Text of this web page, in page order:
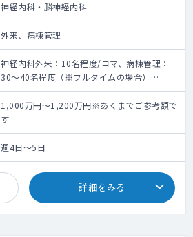
神経内科・脳神経内科
外来、病棟管理
神経内科外来：10名程度/コマ、病棟管理：
30～40名程度（※フルタイムの場合）
神経内科・脳神経内科医師業務全般をお願い
致します。
下記はフルタイムの場合ですので、時短の場
合は業務内容ご相談させていただきます。
神経内科外来
・担当コマ数：2～3コマ/週
・外来患者数：10名程度/コマ
・主な疾患 ：神経難病
1,000万円～1,200万円※あくまでご参考額で
す
週4日～5日
詳細をみる